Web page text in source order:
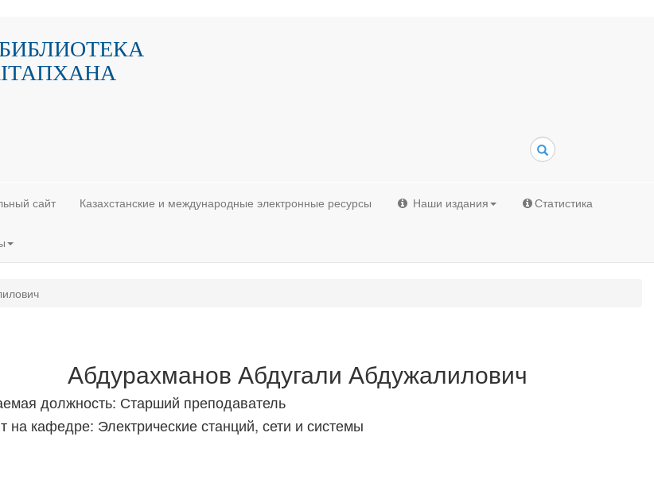
Поиск
сайт Казахстанские и международные электронные ресурсы Наши издания Статистика
Абдурахманов Абдугали Абдужалилович
должность: Старший преподаватель
на кафедре: Электрические станций, сети и системы